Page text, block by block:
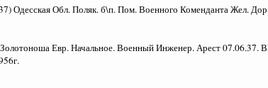
Одесская Обл. Поляк. б\п. Пом. Военного Коменданта Жел.
Евр. Начальное. Военный Инженер. Арест 07.06.37.